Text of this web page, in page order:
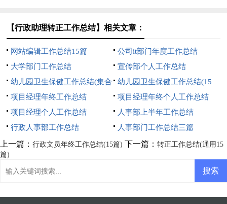
【行政助理转正工作总结】相关文章：
网站编辑工作总结15篇
公司it部门年度工作总结
大学部门工作总结
宣传部个人工作总结
幼儿园卫生保健工作总结(集合
15篇)
幼儿园卫生保健工作总结(15
篇)
项目经理年终工作总结
项目经理年终个人工作总结
项目经理个人工作总结
人事部上半年工作总结
行政人事部工作总结
人事部门工作总结三篇
上一篇： 行政文员年终工作总结(15篇) 下一篇： 转正工作总结(通用15
篇)